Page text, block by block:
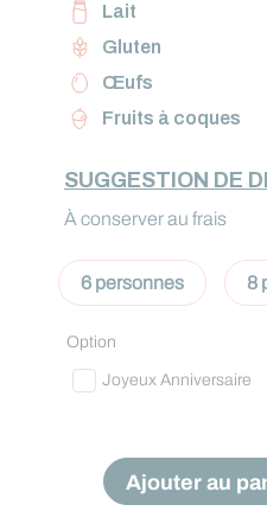
Lait
Gluten
Œufs
Fruits à coques
SUGGESTION DE
À conserver au frais
6 personnes 8
Option
Joyeux Anniversaire
Ajouter au